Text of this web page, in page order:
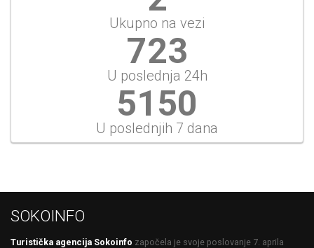
Ukupno na vezi
775
U poslednja 24h
5518
U poslednjih 7 dana
SOKOINFO
Turistička agencija Sokoinfo započela je svoje poslovanje 7. aprila